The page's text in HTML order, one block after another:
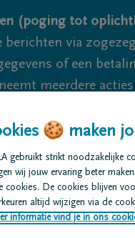
(poging tot
via
of een
meerdere
regelen
🍪 maken
gebruikt strikt noodzakelijke
wij jouw ervaring beter
cookies. De cookies blijven
altijd wijzigen via de
informatie vind je in ons